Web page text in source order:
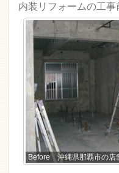
内装リフォームの工事
Before 沖縄県那覇市の店